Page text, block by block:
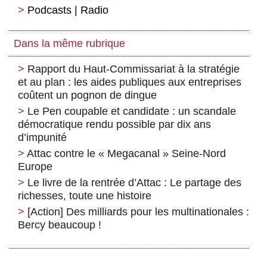
Podcasts | Radio
Dans la même rubrique
Rapport du Haut-Commissariat à la stratégie
et au plan : les aides publiques aux entreprises
coûtent un pognon de dingue
Le Pen coupable et candidate : un scandale
démocratique rendu possible par dix ans
d’impunité
Attac contre le « Megacanal » Seine-Nord
Europe
Le livre de la rentrée d’Attac : Le partage des
richesses, toute une histoire
[Action] Des milliards pour les multinationales :
Bercy beaucoup !